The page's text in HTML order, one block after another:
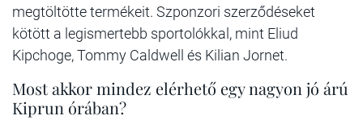
megtöltötte termékeit. Szponzori szerződéseket
kötött a legismertebb sportolókkal, mint Eliud
Kipchoge, Tommy Caldwell és Kilian Jornet.
Most akkor mindez elérhető egy nagyon jó árú
Kiprun órában?